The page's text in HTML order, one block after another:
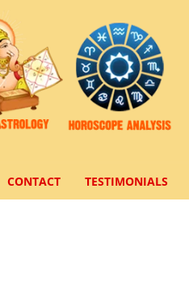
CONTACT TESTIMONIALS